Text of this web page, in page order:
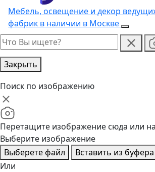
Мебель, освещение и декор
фабрик в наличии в Москве
Закрыть
Поиск по изображению
Перетащите изображение сюда или
Выберите изображение
Выберете файл
Вставить из буфера
Или